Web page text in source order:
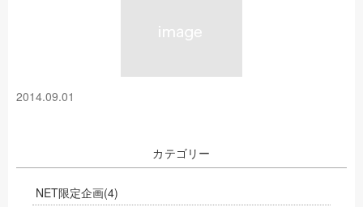
2014.09.01
カテゴリー
NET限定企画(4)